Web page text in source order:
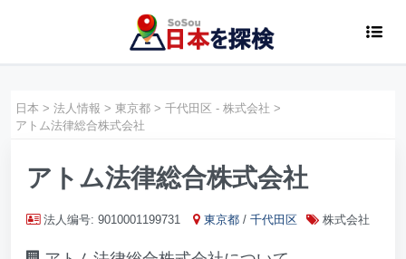
日本 > 法人情報 > 東京都 > 千代田区 - 株式会社 >
アトム法律総合株式会社
アトム法律総合株式会社
法人编号: 9010001199731 東京都 / 千代田区 株式会社